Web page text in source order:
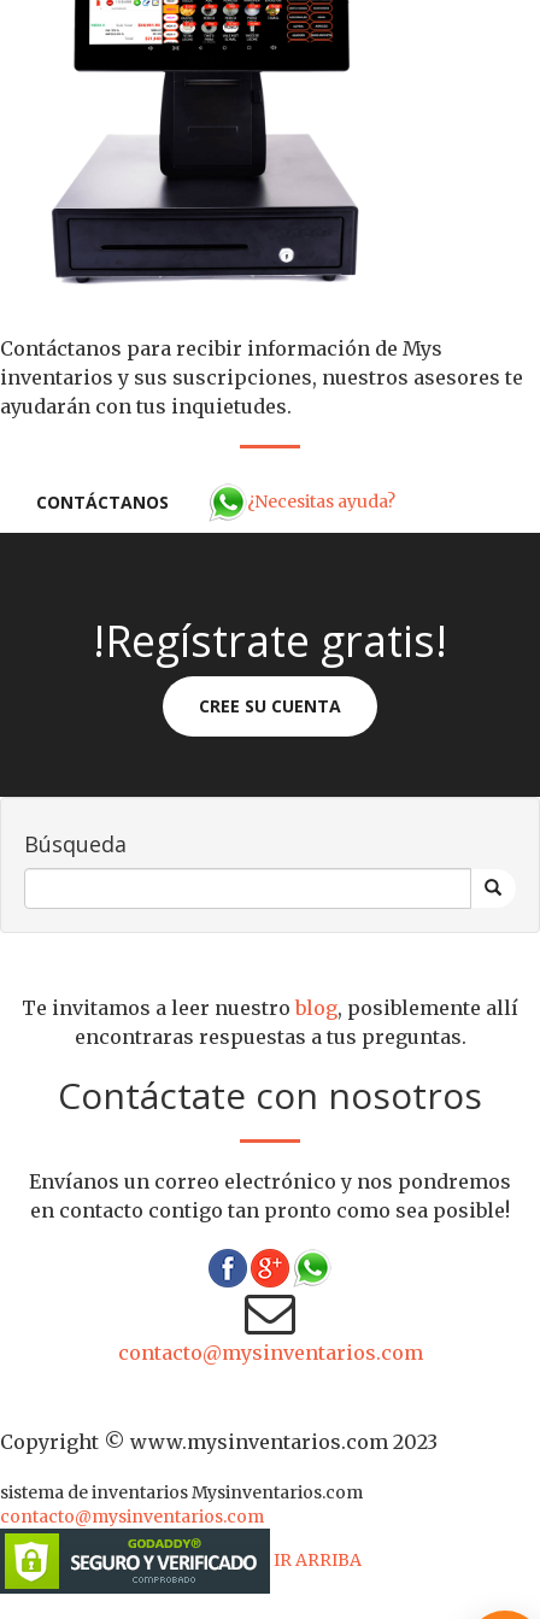
Contáctanos para recibir información de Mys
inventarios y sus suscripciones, nuestros asesores te
ayudarán con tus inquietudes.
CONTÁCTANOS ¿Necesitas ayuda?
!Regístrate gratis!
CREE SU CUENTA
Búsqueda
Te invitamos a leer nuestroblog, posiblemente allí
encontraras respuestas a tus preguntas.
Contáctate con nosotros
Envíanos un correo electrónico y nos pondremos
en contacto contigo tan pronto como sea posible!
contacto@mysinventarios.com
Copyright © www.mysinventarios.com 2023
sistema de inventariosMysinventarios.com
contacto@mysinventarios.com
IR ARRIBA